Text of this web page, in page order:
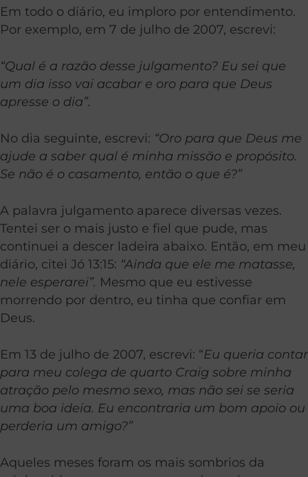
Em todo o diário, eu imploro por entendimento.
Por exemplo, em 7 de julho de 2007, escrevi:
“Qual é a razão desse julgamento? Eu sei que
um dia isso vai acabar e oro para que Deus
apresse o dia”.
No dia seguinte, escrevi: “Oro para que Deus me
ajude a saber qual é minha missão e propósito.
Se não é o casamento, então o que é?”
A palavra julgamento aparece diversas vezes.
Tentei ser o mais justo e fiel que pude, mas
continuei a descer ladeira abaixo. Então, em meu
diário, citei Jó 13:15: “Ainda que ele me matasse,
nele esperarei”. Mesmo que eu estivesse
morrendo por dentro, eu tinha que confiar em
Deus.
Em 13 de julho de 2007, escrevi: “Eu queria contar
para meu colega de quarto Craig sobre minha
atração pelo mesmo sexo, mas não sei se seria
uma boa ideia. Eu encontraria um bom apoio ou
perderia um amigo?”
Aqueles meses foram os mais sombrios da